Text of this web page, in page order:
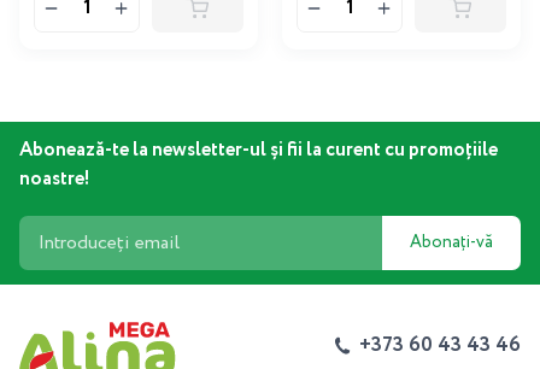
Abonează-te la newsletter-ul și fii la curent cu promoțiile
noastre!
Abonați-vă
+373 60 43 43 46